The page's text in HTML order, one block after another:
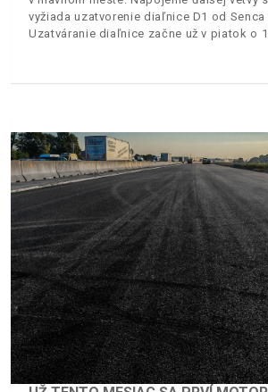
vyžiada uzatvorenie diaľnice D1 od Senca
Uzatváranie diaľnice začne už v piatok o